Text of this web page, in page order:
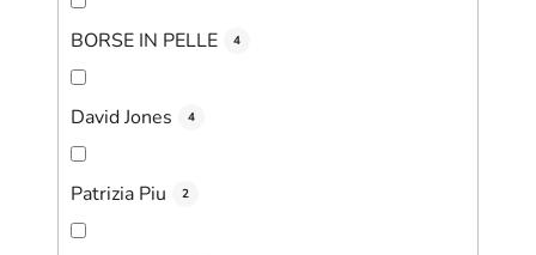
BORSE IN PELLE 4
David Jones 4
Patrizia Piu 2